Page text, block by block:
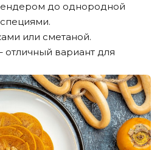
до однородной
или сметаной.
вариант для